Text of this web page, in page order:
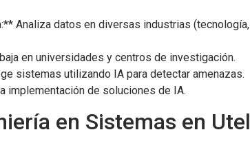
Analiza datos en diversas industrias (tecnología,
en universidades y centros de investigación.
sistemas utilizando IA para detectar amenazas.
implementación de soluciones de IA.
en Sistemas en Utel